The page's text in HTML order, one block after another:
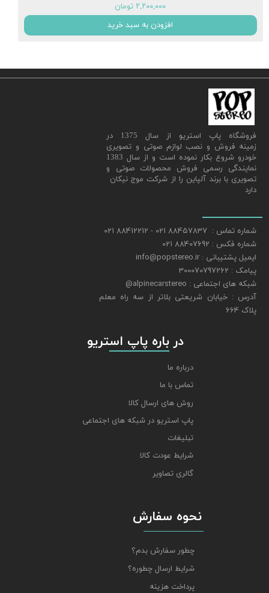
۲,۲۰۰,۰۰۰ تومان
افزودن به سبد خرید
​فروشگاه پاپ استریو از سال 1375 در
زمینه فروش و نصب لوازم صوتی و تصویری
خودرو شروع بکار نموده است و از سال 1383
نمایندگی رسمی فروش محصولات صوتی و
تصویری با برند آلپاین را از شرکت موج نیکان
دارد
شماره تماس : 88457837 021 - 88412212 021
شماره فکس : 88407692 021
ایمیل پشتیبانی : info@popstereo.ir
پیامک : 300070797262
شبکه های اجتماعی : alpinecarstereo@
​​​​​​​آدرس : خیابان شریعتی بلاتر از سه راه معلم
پلاک 664
نحوه سفارش
چطور سفارش بدم؟
شرایط ارسال چطوره؟
پرداخت هزینه
​​​​​​​ در باره پاپ استریو
درباره ما
تماس با ما
روش های ارسال کالا
پاپ استریو در شبکه های اجتماعی
تبلیغات
شرایط عودت کالا
گالری تصاویر